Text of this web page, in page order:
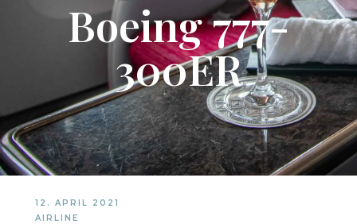
Boeing 777-
300ER
12. APRIL 2021
AIRLINE